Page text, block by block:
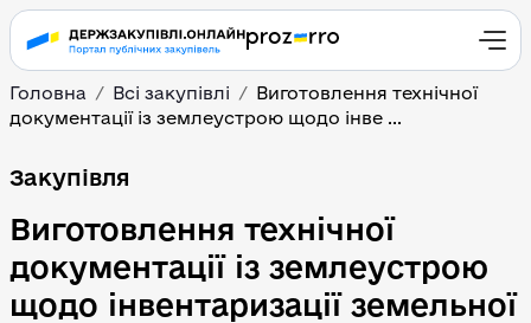
Головна Всі закупівлі
Виготовлення технічної
документації із землеустрою щодо інве ...
Виготовлення
Закупівля
Виготовлення технічної
документації із землеустрою
щодо інвентаризації земельної